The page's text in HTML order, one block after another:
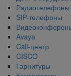
Радиотелефоны
SIP-телефоны
Avaya
Call-центр
CISCO
Гарнитуры